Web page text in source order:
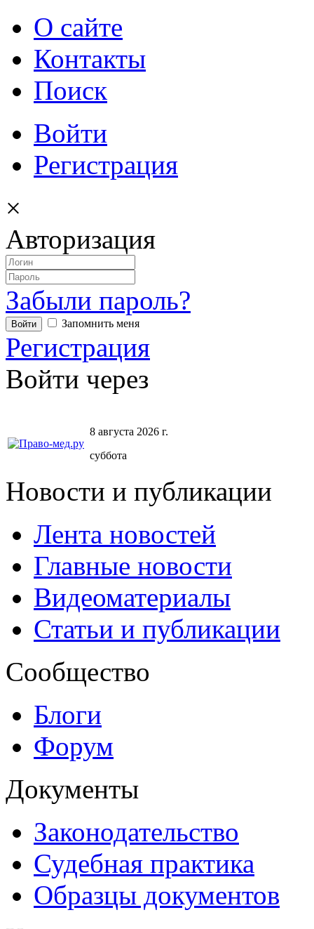
О сайте
Контакты
Поиск
Войти
Регистрация
×
Авторизация
Забыли пароль?
Запомнить меня
Регистрация
Войти через
8 августа 2026 г.
суббота
Новости и публикации
Лента новостей
Главные новости
Видеоматериалы
Статьи и публикации
Сообщество
Блоги
Форум
Документы
Законодательство
Судебная практика
Образцы документов